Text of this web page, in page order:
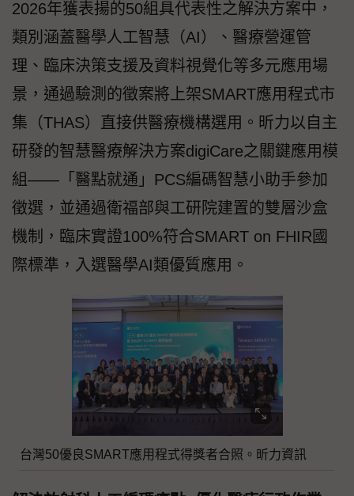
2026年獲表揚的50組具代表性之解決方案中，
類別涵蓋醫學人工智慧（AI）、醫療營運管
理、臨床決策支援及資料視覺化等多元應用場
景，通過驗測的徵案將上架SMART應用程式市
集（THAS）直接供醫療機構選用。昕力以自主
研發的智慧醫療解決方案digiCare之關鍵應用模
組——「醫點就通」PCS編碼智慧小助手參加
徵選，並通過衛福部與工研院建置的雙層沙盒
機制，臨床實證100%符合SMART on FHIR國
際標準，入選醫學AI類優質應用。
台灣50優良SMART應用程式得獎者合照。昕力資訊